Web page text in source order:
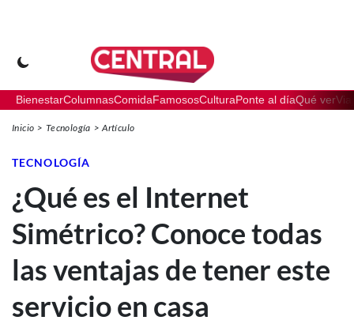
BienestarColumnasComidaFamososCulturaPonte al díaQué ver
Inicio Tecnología Artículo
TECNOLOGÍA
¿Qué es el Internet
Simétrico? Conoce todas
las ventajas de tener este
servicio en casa